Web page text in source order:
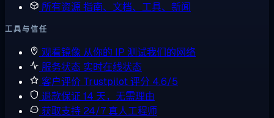
所有资源指南、文档、工具、新闻
工具与信任
观看镜像 从你的 IP 测试我们的网络
服务状态 实时在线状态
客户评价 Trustpilot 评分 4.6/5
退款保证 14 天，无需理由
获取支持 24/7 真人工程师